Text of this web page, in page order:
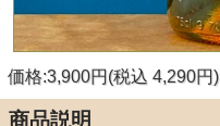
価格:3,900円(税込 4,290円)
商品説明